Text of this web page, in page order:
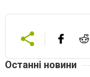
Останні новини